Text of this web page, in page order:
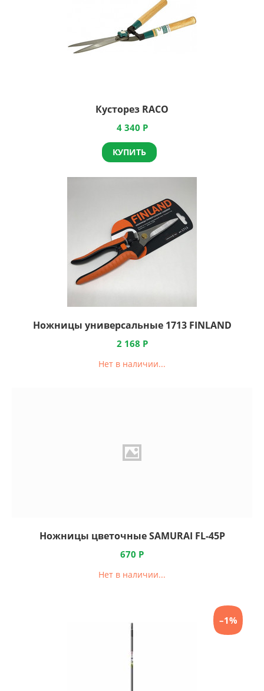
Кусторез RACO
4 340 Р
КУПИТЬ
Ножницы универсальные 1713 FINLAND
2 168 Р
Нет в наличии...
Ножницы цветочные SAMURAI FL-45P
670 Р
Нет в наличии...
–1%